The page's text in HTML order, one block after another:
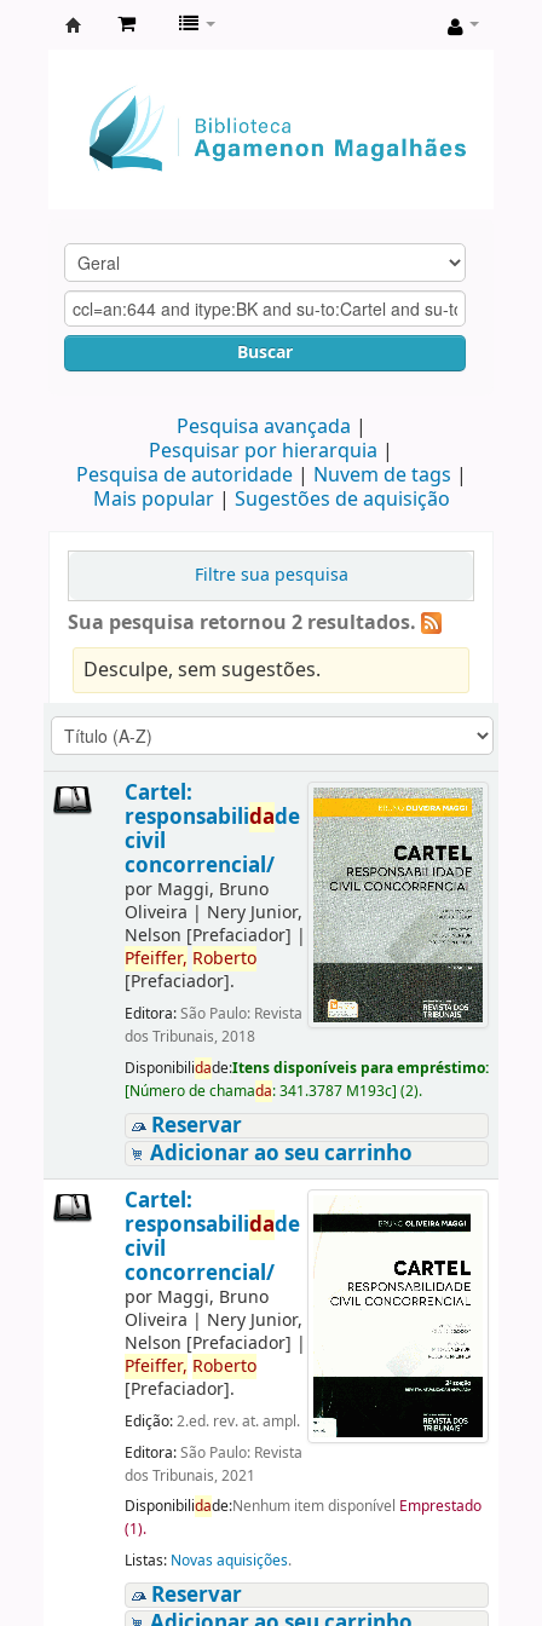
Agamenon
Magalhães
Buscar
Pesquisa avançada
Pesquisar por hierarquia
Pesquisa de autoridade
Nuvem de tags
Mais popular
Sugestões de aquisição
Filtre sua pesquisa
Sua pesquisa retornou 2 resultados.
Desculpe, sem sugestões.
Cartel:
responsabilidade
civil
concorrencial/
por Maggi, Bruno
Oliveira | Nery Junior,
Nelson [Prefaciador] |
Pfeiffer, Roberto
[Prefaciador].
Editora:São Paulo: Revista
dos Tribunais, 2018
Disponibilidade:Itens disponíveis para empréstimo:
[Número de chamada:341.3787 M193c] (2).
Reservar
Adicionar ao seu carrinho
Cartel:
responsabilidade
civil
concorrencial/
por Maggi, Bruno
Oliveira | Nery Junior,
Nelson [Prefaciador] |
Pfeiffer, Roberto
[Prefaciador].
Edição:2.ed. rev. at. ampl.
Editora:São Paulo: Revista
dos Tribunais, 2021
Disponibilidade:Nenhum item disponível Emprestado
(1).
Listas: Novas aquisições.
Reservar